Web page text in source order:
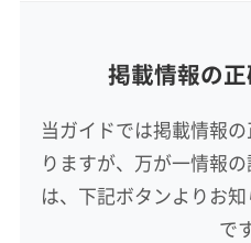
北海道札幌市東区北14条
対応地域
苫小牧市 恵庭市 札幌市
札幌市清田区
札幌市西区
札幌市白石区
掲載情報の
当ガイドでは掲載情報
りますが、万が一情報
は、下記ボタンよりお
で